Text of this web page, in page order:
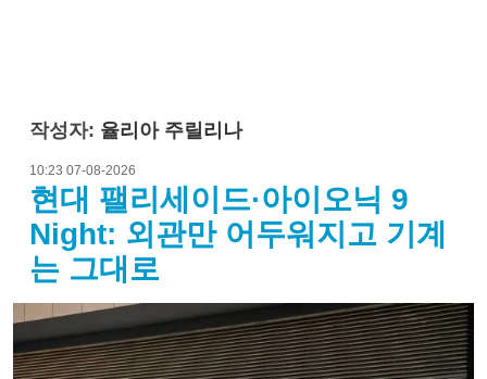
작성자: 율리아 주릴리나
10:23 07-08-2026
현대 팰리세이드·아이오닉 9
Night: 외관만 어두워지고 기계
는 그대로